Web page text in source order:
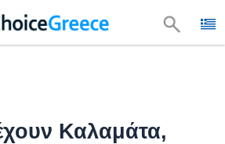
Καλαμάτα,